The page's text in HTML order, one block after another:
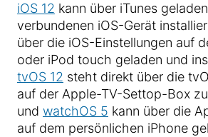
iOS 12 kann über iTunes
verbundenen iOS-Gerät
über die iOS-Einstellungen auf
oder iPod touch geladen und
tvOS 12 steht direkt über die
auf der Apple-TV-Settop-Box
und watchOS 5 kann über die
auf dem persönlichen iPhone